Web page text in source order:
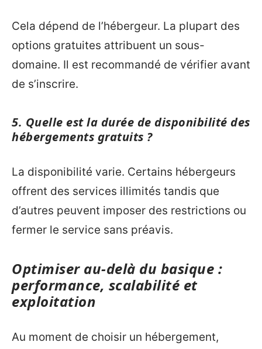
Cela dépend de l’hébergeur. La plupart des
options gratuites attribuent un sous-
domaine. Il est recommandé de vérifier avant
de s’inscrire.
5. Quelle est la durée de disponibilité des
hébergements gratuits ?
La disponibilité varie. Certains hébergeurs
offrent des services illimités tandis que
d’autres peuvent imposer des restrictions ou
fermer le service sans préavis.
Optimiser au‑delà du basique :
performance, scalabilité et
exploitation
Au moment de choisir un hébergement,